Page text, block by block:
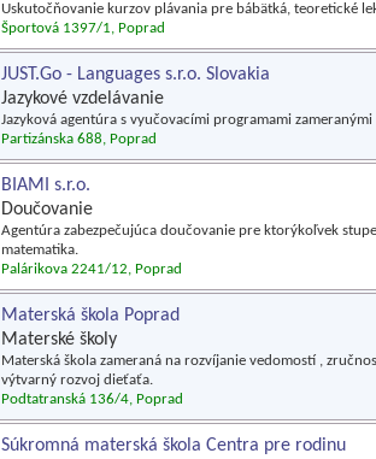
Uskutočňovanie kurzov plávania pre bábätká, teoretické
Športová 1397/1, Poprad
JUST.Go - Languages s.r.o. Slovakia
Jazykové vzdelávanie
Jazyková agentúra s vyučovacími programami
Partizánska 688, Poprad
BIAMI s.r.o.
Doučovanie
Agentúra zabezpečujúca doučovanie pre ktorýkoľvek
matematika.
Palárikova 2241/12, Poprad
Materská škola Poprad
Materské školy
Materská škola zameraná na rozvíjanie vedomostí ,
výtvarný rozvoj dieťaťa.
Podtatranská 136/4, Poprad
Súkromná materská škola Centra pre rodinu